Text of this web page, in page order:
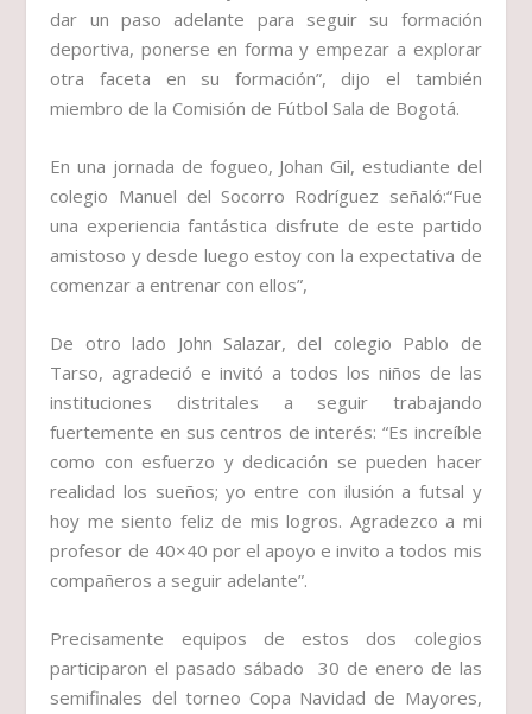
dar un paso adelante para seguir su formación
deportiva, ponerse en forma y empezar a explorar
otra faceta en su formación”, dijo el también
miembro de la Comisión de Fútbol Sala de Bogotá.
En una jornada de fogueo, Johan Gil, estudiante del
colegio Manuel del Socorro Rodríguez señaló:“Fue
una experiencia fantástica disfrute de este partido
amistoso y desde luego estoy con la expectativa de
comenzar a entrenar con ellos”,
De otro lado John Salazar, del colegio Pablo de
Tarso, agradeció e invitó a todos los niños de las
instituciones distritales a seguir trabajando
fuertemente en sus centros de interés: “Es increíble
como con esfuerzo y dedicación se pueden hacer
realidad los sueños; yo entre con ilusión a futsal y
hoy me siento feliz de mis logros. Agradezco a mi
profesor de 40×40 por el apoyo e invito a todos mis
compañeros a seguir adelante”.
Precisamente equipos de estos dos colegios
participaron el pasado sábado 30 de enero de las
semifinales del torneo Copa Navidad de Mayores,